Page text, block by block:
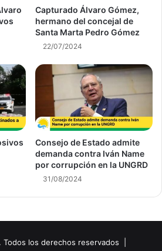
Capturado Álvaro Gómez,
hermano del concejal de
Santa Marta Pedro Gómez
22/07/2024
Consejo de Estado admite
demanda contra Iván Name
por corrupción en la UNGRD
31/08/2024
los derechos reservados |